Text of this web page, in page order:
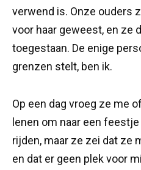
verwend is. Onze ouders
voor haar geweest, en ze
toegestaan. De enige
grenzen stelt, ben ik.
Op een dag vroeg ze me
lenen om naar een
rijden, maar ze zei dat ze
en dat er geen plek voor